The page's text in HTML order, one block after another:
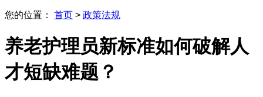
您的位置： 首页 > 政策法规
养老护理员新标准如何破解人
才短缺难题？